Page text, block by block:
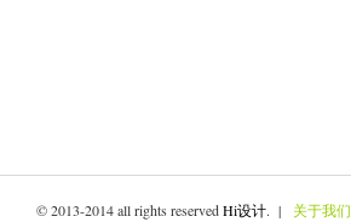
© 2013-2014 all rights reservedHi设计. | 关于我们